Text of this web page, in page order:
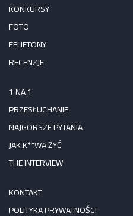
KONKURSY
FOTO
FELIETONY
RECENZJE
1 NA 1
PRZESŁUCHANIE
NAJGORSZE PYTANIA
JAK K**WA ŻYĆ
THE INTERVIEW
KONTAKT
POLITYKA PRYWATNOŚCI